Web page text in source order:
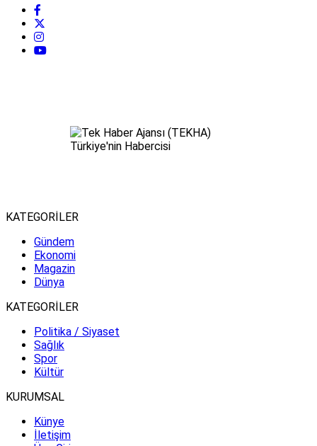
KATEGORİLER
Gündem
Ekonomi
Magazin
Dünya
KATEGORİLER
Politika / Siyaset
Sağlık
Spor
Kültür
KURUMSAL
Künye
İletişim